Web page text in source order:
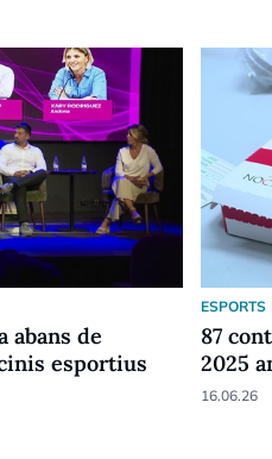
abans de
esportius
ESPORTS
87
2025
16.06.26